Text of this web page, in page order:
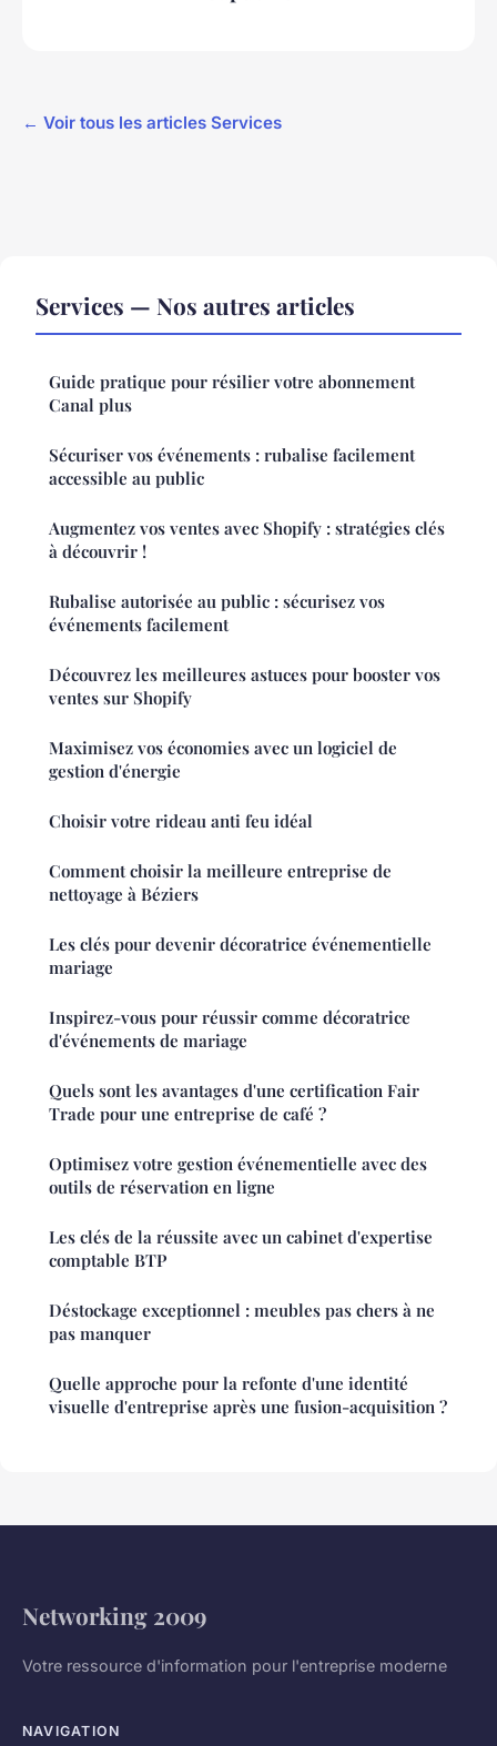
← Voir tous les articles Services
Services — Nos autres articles
Guide pratique pour résilier votre abonnement
Canal plus
Sécuriser vos événements : rubalise facilement
accessible au public
Augmentez vos ventes avec Shopify : stratégies clés
à découvrir !
Rubalise autorisée au public : sécurisez vos
événements facilement
Découvrez les meilleures astuces pour booster vos
ventes sur Shopify
Maximisez vos économies avec un logiciel de
gestion d'énergie
Choisir votre rideau anti feu idéal
Comment choisir la meilleure entreprise de
nettoyage à Béziers
Les clés pour devenir décoratrice événementielle
mariage
Inspirez-vous pour réussir comme décoratrice
d'événements de mariage
Quels sont les avantages d'une certification Fair
Trade pour une entreprise de café ?
Optimisez votre gestion événementielle avec des
outils de réservation en ligne
Les clés de la réussite avec un cabinet d'expertise
comptable BTP
Déstockage exceptionnel : meubles pas chers à ne
pas manquer
Quelle approche pour la refonte d'une identité
visuelle d'entreprise après une fusion-acquisition ?
Networking 2009
Votre ressource d'information pour l'entreprise moderne
NAVIGATION